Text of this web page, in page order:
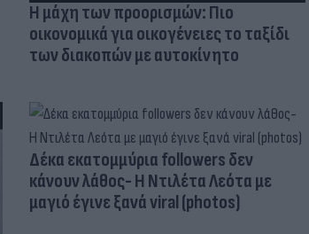
Η μάχη των προορισμών: Πιο
οικονομικά για οικογένειες το ταξίδι
των διακοπών με αυτοκίνητο
Δέκα εκατομμύρια followers δεν
κάνουν λάθος- Η Ντιλέτα Λεότα με
μαγιό έγινε ξανά viral (photos)